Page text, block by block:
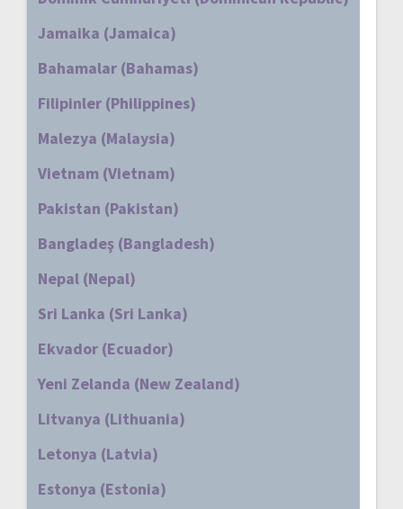
Jamaika (Jamaica)
Bahamalar (Bahamas)
Filipinler (Philippines)
Malezya (Malaysia)
Vietnam (Vietnam)
Pakistan (Pakistan)
Bangladeş (Bangladesh)
Nepal (Nepal)
Sri Lanka (Sri Lanka)
Ekvador (Ecuador)
Yeni Zelanda (New Zealand)
Litvanya (Lithuania)
Letonya (Latvia)
Estonya (Estonia)